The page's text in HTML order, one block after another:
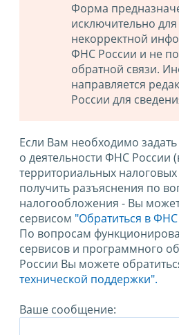
Форма
исключительно
некорректной
ФНС России и не
обратной связи.
направляется
России для
Если Вам необходимо
о деятельности ФНС России
территориальных
получить разъяснения по
налогообложения - Вы
сервисом "Обратиться в
По вопросам
сервисов и программного
России Вы можете
технической поддержки".
Ваше сообщение: